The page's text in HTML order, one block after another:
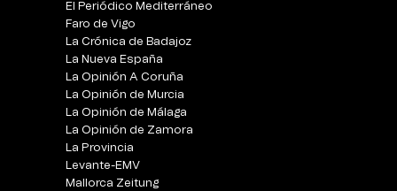
El Periódico Mediterráneo
Faro de Vigo
La Crónica de Badajoz
La Nueva España
La Opinión A Coruña
La Opinión de Murcia
La Opinión de Málaga
La Opinión de Zamora
La Provincia
Levante-EMV
Mallorca Zeitung